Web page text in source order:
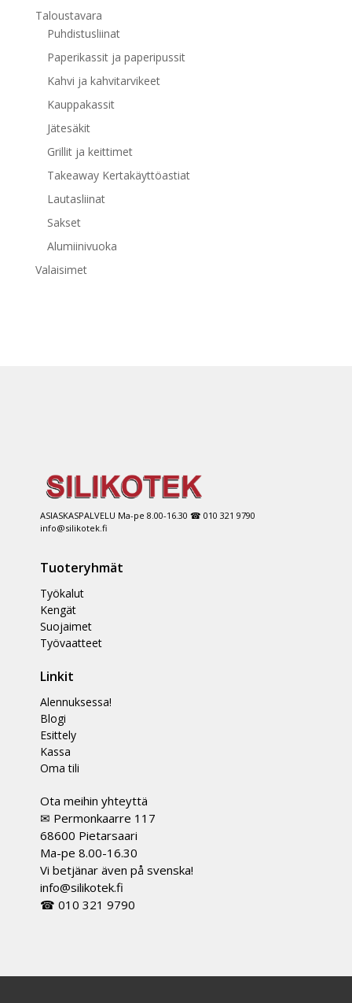
Taloustavara
Puhdistusliinat
Paperikassit ja paperipussit
Kahvi ja kahvitarvikeet
Kauppakassit
Jätesäkit
Grillit ja keittimet
Takeaway Kertakäyttöastiat
Lautasliinat
Sakset
Alumiinivuoka
Valaisimet
ASIASKASPALVELU Ma-pe 8.00-16.30 ☎ 010 321 9790
info@silikotek.fi
Tuoteryhmät
Työkalut
Kengät
Suojaimet
Työvaatteet
Linkit
Alennuksessa!
Blogi
Esittely
Kassa
Oma tili
Ota meihin yhteyttä
✉ Permonkaarre 117
68600 Pietarsaari
Ma-pe 8.00-16.30
Vi betjänar även på svenska!
info@silikotek.fi
☎ 010 321 9790